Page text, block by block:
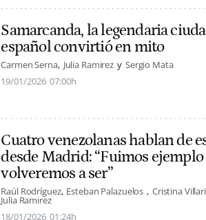
Samarcanda, la legendaria
español convirtió en mito
Carmen Serna Julia Ramirez
Sergio Mata
19/01/2026 07:00h
Cuatro venezolanas hablan de
desde Madrid: “Fuimos
volveremos a ser”
Raúl Rodríguez Esteban Palazuelos Cristina
Julia Ramirez
18/01/2026 01:24h